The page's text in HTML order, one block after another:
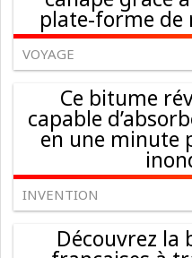
plate-forme de
VOYAGE
Ce bitume
capable
en une minute
INVENTION
Découvrez la